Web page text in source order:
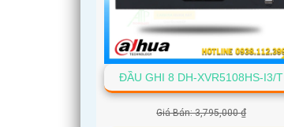
ĐẦU GHI 8 DH-XVR5108HS-I3/T
Giá Bán: 3,795,000 ₫